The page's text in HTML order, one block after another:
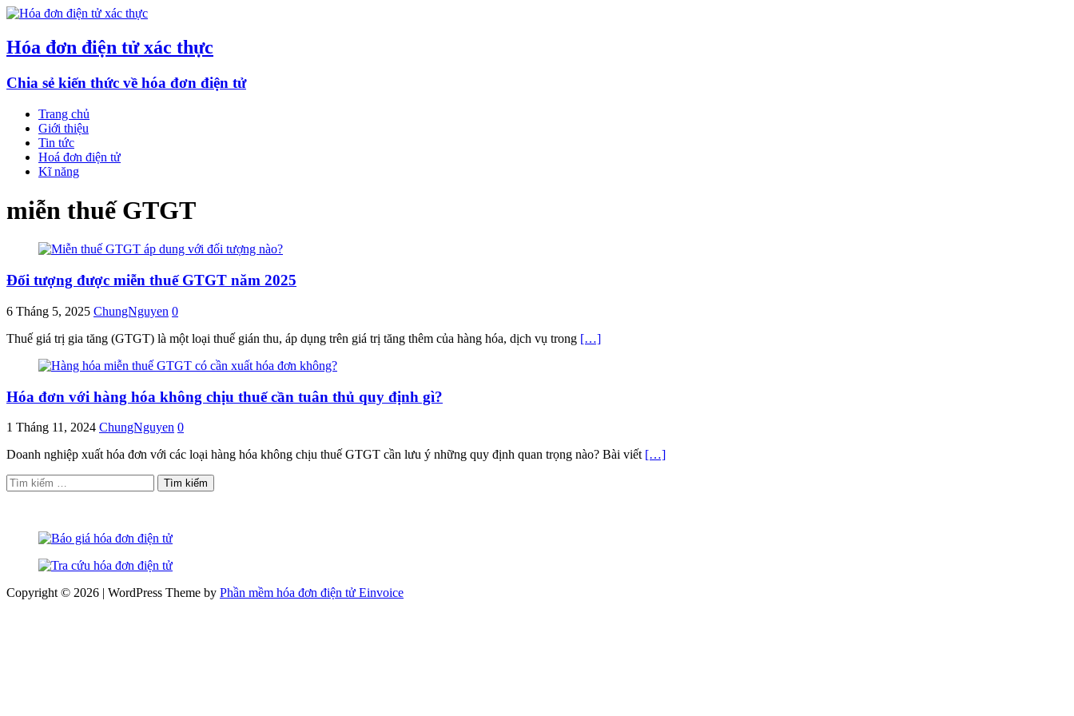
Hóa đơn điện tử xác thực
Chia sẻ kiến thức về hóa đơn điện tử
Trang chủ
Giới thiệu
Tin tức
Hoá đơn điện tử
Kĩ năng
miễn thuế GTGT
Đối tượng được miễn thuế GTGT năm 2025
6 Tháng 5, 2025 ChungNguyen 0
Thuế giá trị gia tăng (GTGT) là một loại thuế gián thu, áp dụng trên giá trị tăng thêm của hàng hóa, dịch vụ trong […]
Hóa đơn với hàng hóa không chịu thuế cần tuân thủ quy định gì?
1 Tháng 11, 2024 ChungNguyen 0
Doanh nghiệp xuất hóa đơn với các loại hàng hóa không chịu thuế GTGT cần lưu ý những quy định quan trọng nào? Bài viết […]
Tìm
kiếm
Copyright © 2026 | WordPress Theme by Phần mềm hóa đơn điện tử Einvoice